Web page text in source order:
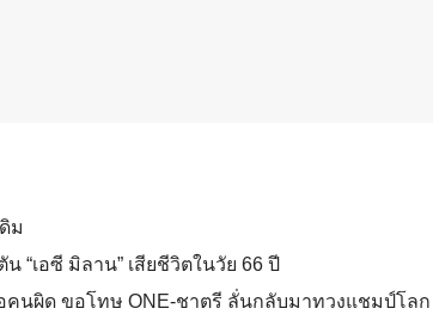
ม
“เอซี มิลาน” เสียชีวิตในวัย 66 ปี
อคนผิด ขอโทษ ONE-ชาตรี ลั่นกลับมาทวงแชมป์โลก